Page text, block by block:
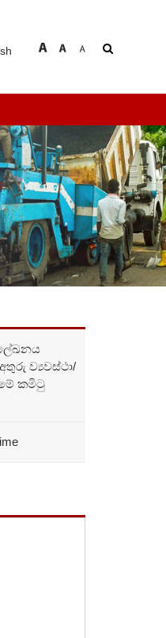
ව්‍යවස්ථා/
කමිටු